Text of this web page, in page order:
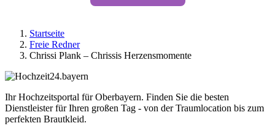
Startseite
Freie Redner
Chrissi Plank – Chrissis Herzensmomente
Ihr Hochzeitsportal für Oberbayern. Finden Sie die besten
Dienstleister für Ihren großen Tag - von der Traumlocation bis zum
perfekten Brautkleid.